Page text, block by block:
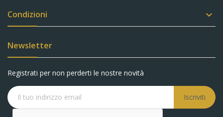
Condizioni 
Newsletter
Registrati per non perderti le nostre novità
Iscriviti